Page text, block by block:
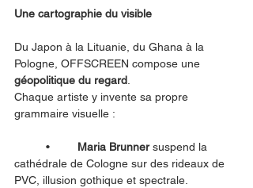
Une cartographie du visible
Du Japon à la Lituanie, du Ghana à la
Pologne, OFFSCREEN compose une
géopolitique du regard.
Chaque artiste y invente sa propre
grammaire visuelle :
Maria Brunner suspend la
cathédrale de Cologne sur des rideaux de
PVC, illusion gothique et spectrale.